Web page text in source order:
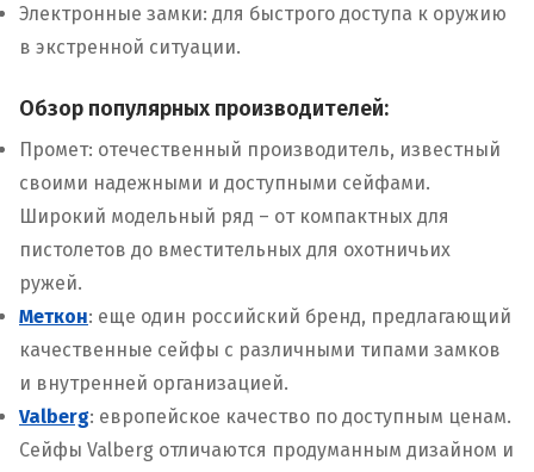
Электронные замки: для быстрого доступа к оружию
в экстренной ситуации.
Обзор популярных производителей:
Промет: отечественный производитель, известный
своими надежными и доступными сейфами.
Широкий модельный ряд – от компактных для
пистолетов до вместительных для охотничьих
ружей.
Меткон: еще один российский бренд, предлагающий
качественные сейфы с различными типами замков
и внутренней организацией.
Valberg: европейское качество по доступным ценам.
Сейфы Valberg отличаются продуманным дизайном и